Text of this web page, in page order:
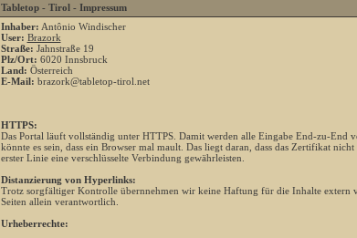
Tabletop - Tirol - Impressum
Inhaber: Antônio Windischer
User: Brazork
Straße: Jahnstraße 19
Plz/Ort: 6020 Innsbruck
Land: Österreich
E-Mail: brazork@tabletop-tirol.net
HTTPS:
Das Portal läuft vollständig unter HTTPS. Damit werden alle Eingabe End-zu-End
könnte es sein, dass ein Browser mal mault. Das liegt daran, dass das Zertifikat
erster Linie eine verschlüsselte Verbindung gewährleisten.
Distanzierung von Hyperlinks:
Trotz sorgfältiger Kontrolle übernnehmen wir keine Haftung für die Inhalte extern
Seiten allein verantwortlich.
Urheberrechte: